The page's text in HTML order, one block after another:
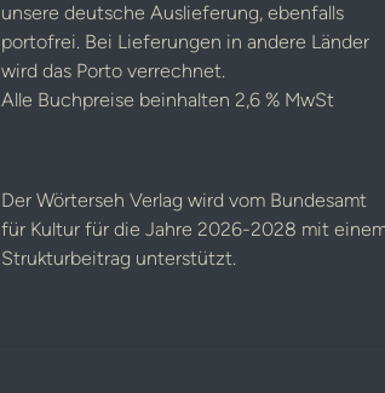
unsere deutsche Auslieferung, ebenfalls
portofrei. Bei Lieferungen in andere Länder
wird das Porto verrechnet.
Alle Buchpreise beinhalten 2,6 % MwSt
Der Wörterseh Verlag wird vom Bundesamt
für Kultur für die Jahre 2026-2028 mit
Strukturbeitrag unterstützt.